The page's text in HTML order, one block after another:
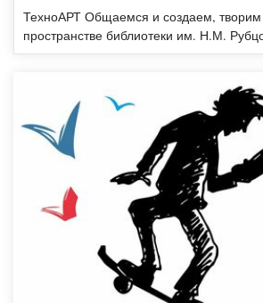
ТехноАРТ Общаемся и создаем, творим
пространстве библиотеки им. Н.М.